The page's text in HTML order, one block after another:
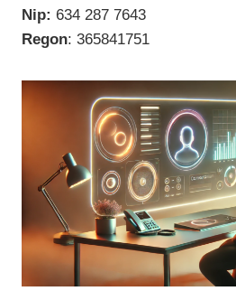
Nip: 634 287 7643
Regon: 365841751